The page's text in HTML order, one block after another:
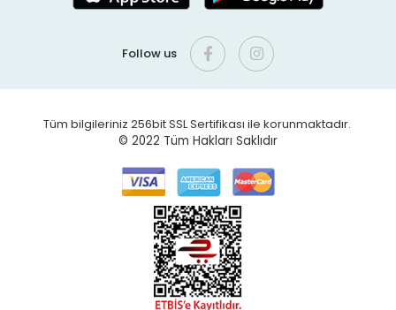
Follow us
Tüm bilgileriniz 256bit SSL Sertifikası ile korunmaktadır.
© 2022 Tüm Hakları Saklıdır